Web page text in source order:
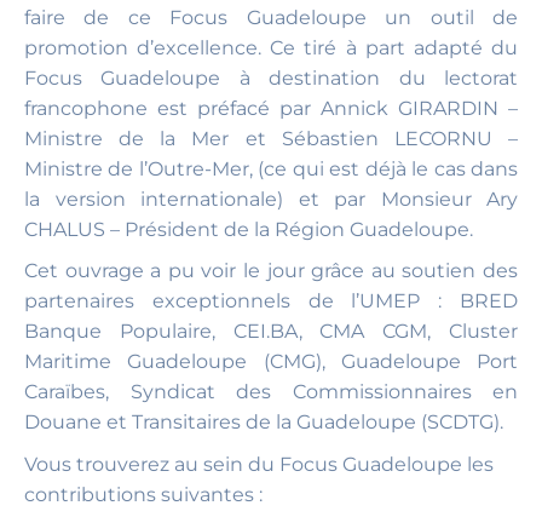
faire de ce Focus Guadeloupe un outil de
promotion d’excellence. Ce tiré à part adapté du
Focus Guadeloupe à destination du lectorat
francophone est préfacé par Annick GIRARDIN –
Ministre de la Mer et Sébastien LECORNU –
Ministre de l’Outre-Mer, (ce qui est déjà le cas dans
la version internationale) et par Monsieur Ary
CHALUS – Président de la Région Guadeloupe.
Cet ouvrage a pu voir le jour grâce au soutien des
partenaires exceptionnels de l’UMEP : BRED
Banque Populaire, CEI.BA, CMA CGM, Cluster
Maritime Guadeloupe (CMG), Guadeloupe Port
Caraïbes, Syndicat des Commissionnaires en
Douane et Transitaires de la Guadeloupe (SCDTG).
Vous trouverez au sein du Focus Guadeloupe les
contributions suivantes :